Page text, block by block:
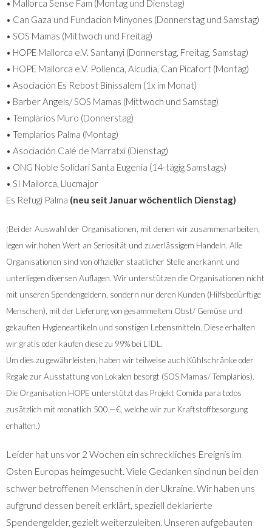
• Mallorca Sense Fam (Montag und Dienstag)
• Can Gaza und Fundacion Minyones (Donnerstag und Samstag)
• SOS Mamas (Mittwoch und Freitag)
• HOPE Mallorca e.V. Santanyi (Donnerstag, Freitag, Samstag)
• HOPE Mallorca e.V. Pollenca, Alcudia, Can Picafort (Montag)
• Asociación Es Rebost Binissalem (1x im Monat)
• Barber Angels/ SOS Mamas (Mittwoch und Samstag)
• Templarios Muro (Donnerstag)
• Templarios Palma (Montag)
• Asociación Calé de Marratxi (Dienstag)
• ONG Noble Solidari Santa Eugenia (14-tägig Samstags)
• SI Mallorca, Llucmajor
Es Refugi Palma (neu seit Januar wöchentlich Dienstag)
(Bei der Auswahl der Organisationen, mit denen wir zusammenarbeiten,
legen wir hohen Wert an Seriosität und zuverlässigem Handeln. Alle
Organisationen sind von offizieller staatlicher Stelle anerkannt und
unterliegen diversen Auflagen. Wir unterstützen die Organisationen nicht
mit unseren Spendengeldern, sondern nur deren Kunden (Hilfsbedürftige
Menschen), mit der Lieferung von gesammeltem Obst/ Gemüse und
gekauften Hygieneartikeln und sonstigen Lebensmitteln. Diese erhalten
wir gratis oder kaufen diese zu 99% bei LIDL.
Um dies zu gewährleisten, haben wir teilweise auch Kühlschränke oder
Regale zur Ausstattung von Lokalen besorgt (SOS Mamas/ Templarios).
Die Organisation HOPE unterstützt das Projekt Comida para todos
zusätzlich mit monatlich 500,—€, welche wir zur Kraftstoffbesorgung
erhalten.)
Leider hat uns vor 2 Wochen ein schreckliches Ereignis im
Osten Europas heimgesucht. Viele Gedanken sind nun bei den
schwer betroffenen Menschen in der Ukraine. Wir haben uns
aufgrund dessen bereit erklärt, speziell deklarierte
Spendengelder, gezielt weiterzuleiten. Unseren aufgebauten